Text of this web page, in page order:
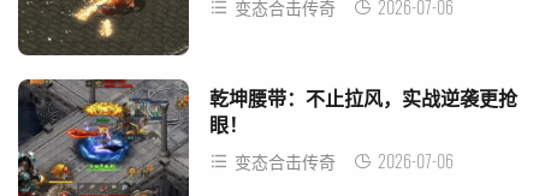
变态合击传奇 2026-07-06
乾坤腰带：不止拉风，实战逆袭更抢
眼！
变态合击传奇 2026-07-06